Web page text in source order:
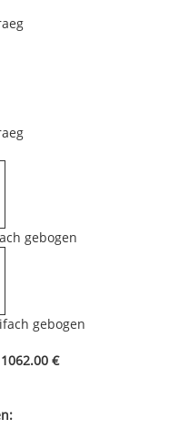
gebogen
gebogen
€